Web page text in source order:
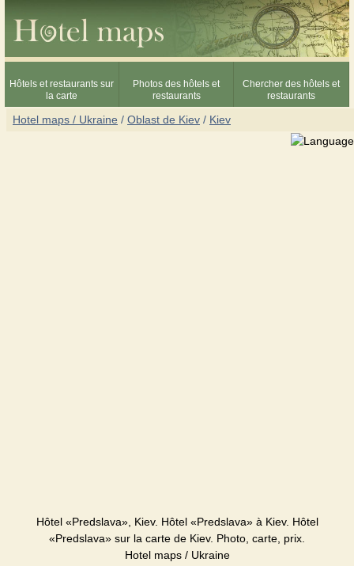
Hôtels et restaurants sur
la carte
Photos des hôtels et
restaurants
Chercher des hôtels et
restaurants
Hotel maps / Ukraine / Oblast de Kiev / Kiev
Hôtel «Predslava», Kiev. Hôtel «Predslava» à Kiev. Hôtel
«Predslava» sur la carte de Kiev. Photo, carte, prix.
Hotel maps / Ukraine